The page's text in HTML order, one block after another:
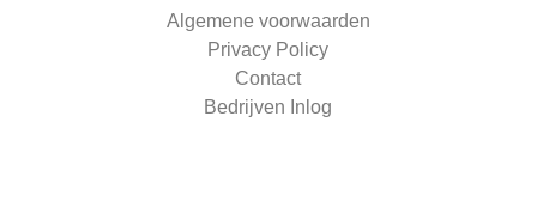
Algemene voorwaarden
Privacy Policy
Contact
Bedrijven Inlog